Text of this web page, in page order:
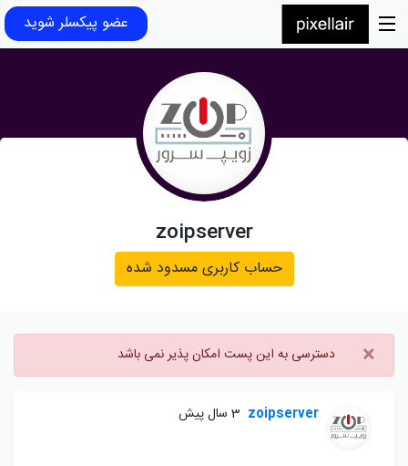
عضو پیکسلر شوید
zoipserver
حساب کاربری مسدود شده
× دسترسی به این پست امکان پذیر نمی باشد
zoipserver 3 سال پیش